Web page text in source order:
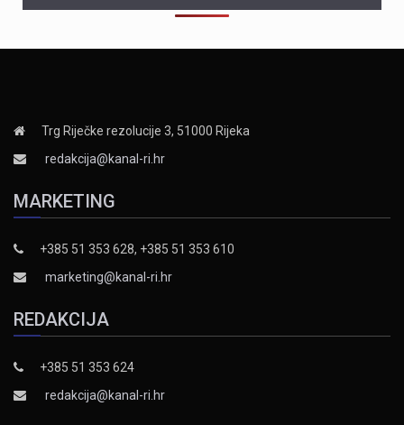
Trg Riječke rezolucije 3, 51000 Rijeka
redakcija@kanal-ri.hr
MARKETING
+385 51 353 628, +385 51 353 610
marketing@kanal-ri.hr
REDAKCIJA
+385 51 353 624
redakcija@kanal-ri.hr